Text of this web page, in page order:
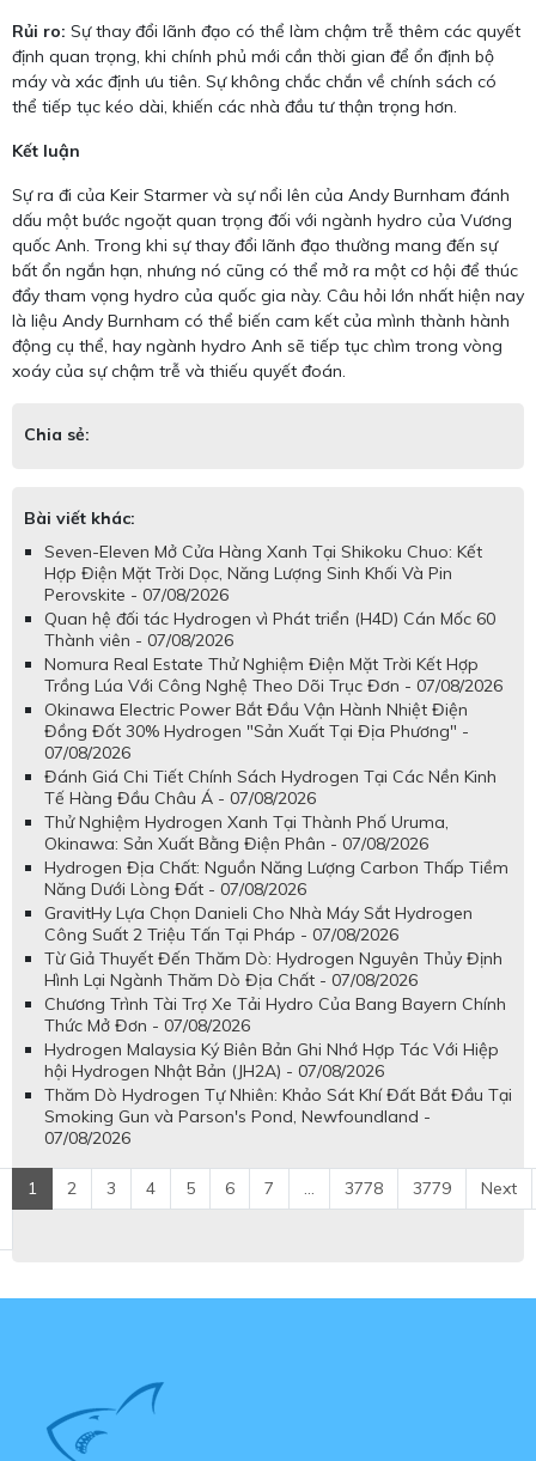
Rủi ro: Sự thay đổi lãnh đạo có thể làm chậm trễ thêm các quyết
định quan trọng, khi chính phủ mới cần thời gian để ổn định bộ
máy và xác định ưu tiên. Sự không chắc chắn về chính sách có
thể tiếp tục kéo dài, khiến các nhà đầu tư thận trọng hơn.
Kết luận
Sự ra đi của Keir Starmer và sự nổi lên của Andy Burnham đánh
dấu một bước ngoặt quan trọng đối với ngành hydro của Vương
quốc Anh. Trong khi sự thay đổi lãnh đạo thường mang đến sự
bất ổn ngắn hạn, nhưng nó cũng có thể mở ra một cơ hội để thúc
đẩy tham vọng hydro của quốc gia này. Câu hỏi lớn nhất hiện nay
là liệu Andy Burnham có thể biến cam kết của mình thành hành
động cụ thể, hay ngành hydro Anh sẽ tiếp tục chìm trong vòng
xoáy của sự chậm trễ và thiếu quyết đoán.
Chia sẻ:
Bài viết khác:
Seven-Eleven Mở Cửa Hàng Xanh Tại Shikoku Chuo: Kết
Hợp Điện Mặt Trời Dọc, Năng Lượng Sinh Khối Và Pin
Perovskite - 07/08/2026
Quan hệ đối tác Hydrogen vì Phát triển (H4D) Cán Mốc 60
Thành viên - 07/08/2026
Nomura Real Estate Thử Nghiệm Điện Mặt Trời Kết Hợp
Trồng Lúa Với Công Nghệ Theo Dõi Trục Đơn - 07/08/2026
Okinawa Electric Power Bắt Đầu Vận Hành Nhiệt Điện
Đồng Đốt 30% Hydrogen "Sản Xuất Tại Địa Phương" -
07/08/2026
Đánh Giá Chi Tiết Chính Sách Hydrogen Tại Các Nền Kinh
Tế Hàng Đầu Châu Á - 07/08/2026
Thử Nghiệm Hydrogen Xanh Tại Thành Phố Uruma,
Okinawa: Sản Xuất Bằng Điện Phân - 07/08/2026
Hydrogen Địa Chất: Nguồn Năng Lượng Carbon Thấp Tiềm
Năng Dưới Lòng Đất - 07/08/2026
GravitHy Lựa Chọn Danieli Cho Nhà Máy Sắt Hydrogen
Công Suất 2 Triệu Tấn Tại Pháp - 07/08/2026
Từ Giả Thuyết Đến Thăm Dò: Hydrogen Nguyên Thủy Định
Hình Lại Ngành Thăm Dò Địa Chất - 07/08/2026
Chương Trình Tài Trợ Xe Tải Hydro Của Bang Bayern Chính
Thức Mở Đơn - 07/08/2026
Hydrogen Malaysia Ký Biên Bản Ghi Nhớ Hợp Tác Với Hiệp
hội Hydrogen Nhật Bản (JH2A) - 07/08/2026
Thăm Dò Hydrogen Tự Nhiên: Khảo Sát Khí Đất Bắt Đầu Tại
Smoking Gun và Parson's Pond, Newfoundland -
07/08/2026
1 2 3 4 5 6 7 ... 3778 3779 Next